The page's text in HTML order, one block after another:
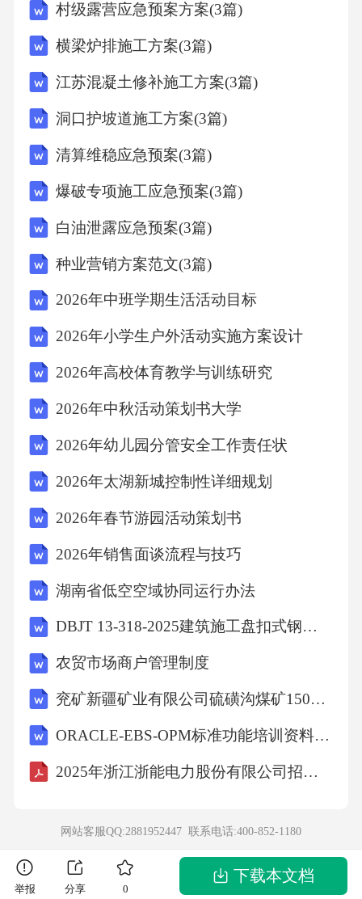
节将重点分析农村清洁供暖工程的投资成本和
运行成本，探讨其经济效益，为政府决策提供
依据。农村清洁供暖工程成本构成初始投资运
行成本长期成本设备购置、安装等费用能源消
技术的成本对比空气源热泵初始投资较高，运
行成本适中生物质气化初始投资较高，运行成
本较高太阳能集热系统初始投资较低，运行成
本较低农村清洁供暖工程的经济效益分析环境
效益经济效益社会效益减少污染排放，环境效
益显著改善空气质量，健康效益明显提升居民
健康水平，社会效益显著节约能源消耗，经济
效益可观带动相关产业发展，创造就业机会提
品质，社会效益显著提升农村生活品质，社会
效益显著促进社会和谐稳定，社会效益显著05
第五章农村清洁供暖的技术创新与推广农村清
洁供暖技术创新现状农村清洁供暖的技术创新
是一个持续的过程，涉及到多个技术领域的发
展和应用。本章节将重点介绍农村清洁供暖的
技术创新现状，探讨其在环境保护、健康改
善、经济发展等方面的多重效益，为后续章节
方向提高能效降低成本增强智能化研发更高效
的技术，降低能源消耗优化设备制造工艺，降
低成本开发更智能的控制系统，提高系统运行
效率农村清洁供暖技术创新案例张家口市案例
政策支持有力技术创新领先管理机制完善政府
村级露营应急预案方案(3篇)
横梁炉排施工方案(3篇)
江苏混凝土修补施工方案(3篇)
洞口护坡道施工方案(3篇)
清算维稳应急预案(3篇)
爆破专项施工应急预案(3篇)
白油泄露应急预案(3篇)
种业营销方案范文(3篇)
2026年中班学期生活活动目标
2026年小学生户外活动实施方案设计
2026年高校体育教学与训练研究
2026年中秋活动策划书大学
2026年幼儿园分管安全工作责任状
2026年太湖新城控制性详细规划
2026年春节游园活动策划书
2026年销售面谈流程与技巧
湖南省低空空域协同运行办法
DBJT 13-318-2025建筑施工盘扣式钢管脚手架安全技术标准
农贸市场商户管理制度
兖矿新疆矿业有限公司硫磺沟煤矿150万t-a环评报告
ORACLE-EBS-OPM标准功能培训资料-OPM配方-V1.0
2025年浙江浙能电力股份有限公司招聘笔试参考题库含答案解析
网站客服QQ:2881952447 联系电话:400-852-1180
举报 分享 0
下载本文档